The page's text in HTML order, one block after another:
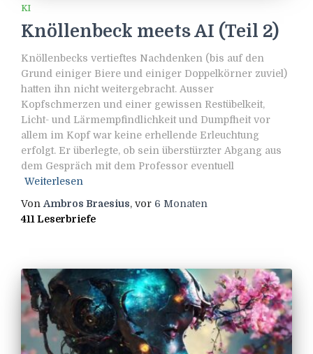
KI
Knöllenbeck meets AI (Teil 2)
Knöllenbecks vertieftes Nachdenken (bis auf den
Grund einiger Biere und einiger Doppelkörner zuviel)
hatten ihn nicht weitergebracht. Ausser
Kopfschmerzen und einer gewissen Restübelkeit,
Licht- und Lärmempfindlichkeit und Dumpfheit vor
allem im Kopf war keine erhellende Erleuchtung
erfolgt. Er überlegte, ob sein überstürzter Abgang aus
dem Gespräch mit dem Professor eventuell
Weiterlesen
Von Ambros Braesius, vor 6 Monaten
411 Leserbriefe